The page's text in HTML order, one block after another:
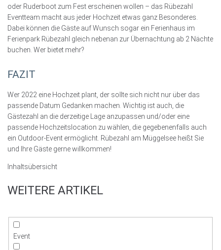
oder Ruderboot zum Fest erscheinen wollen – das Rübezahl
Eventteam macht aus jeder Hochzeit etwas ganz Besonderes.
Dabei können die Gäste auf Wunsch sogar ein Ferienhaus im
Ferienpark Rübezahl gleich nebenan zur Übernachtung ab 2 Nächte
buchen. Wer bietet mehr?
FAZIT
Wer 2022 eine Hochzeit plant, der sollte sich nicht nur über das
passende Datum Gedanken machen. Wichtig ist auch, die
Gästezahl an die derzeitige Lage anzupassen und/oder eine
passende Hochzeitslocation zu wählen, die gegebenenfalls auch
ein Outdoor-Event ermöglicht. Rübezahl am Müggelsee heißt Sie
und Ihre Gäste gerne willkommen!
Inhaltsübersicht
S
WEITERE ARTIKEL
Event